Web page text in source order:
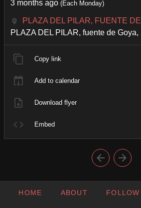
3 months ago (Each Monday)
PLAZA DEL PILAR, FUENTE
PLAZA DEL PILAR, fuente de Goya,
Copy link
Add to calendar
Download flyer
Embed
HOME ABOUT